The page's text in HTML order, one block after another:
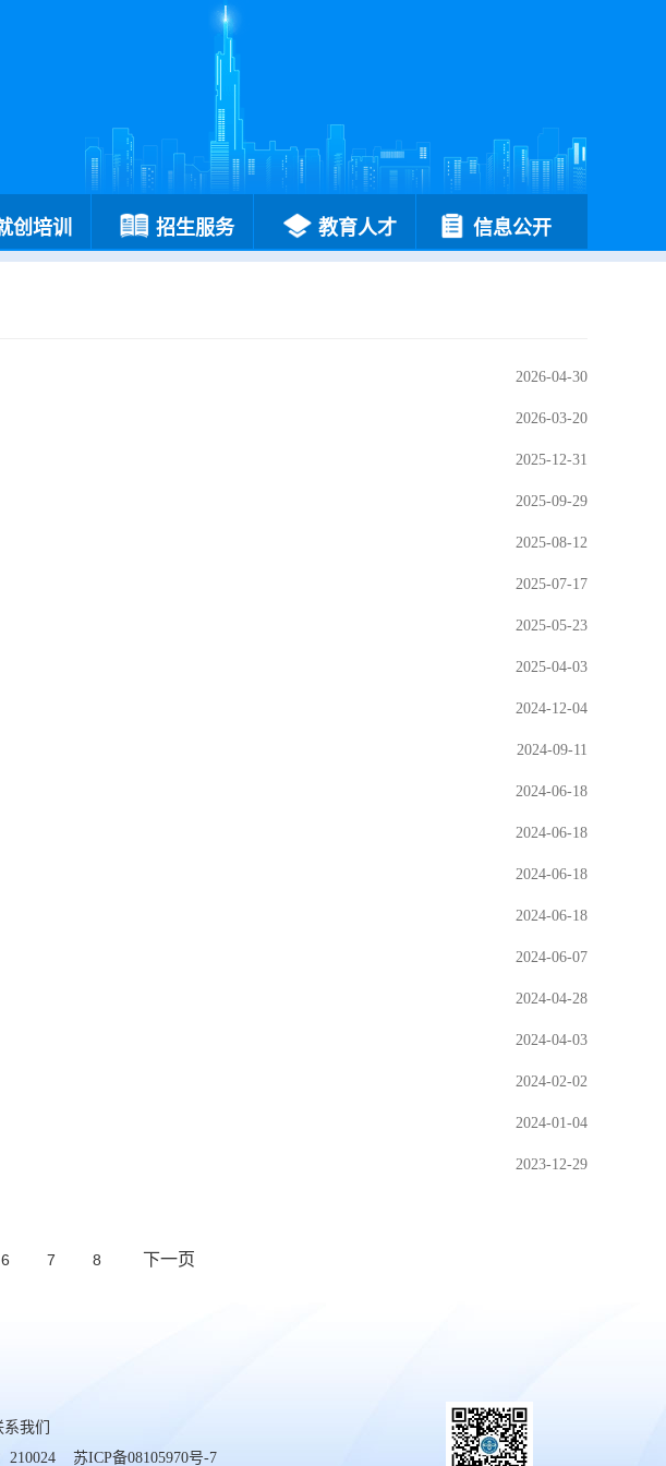
创培训 招生服务 教育人才 信息公开
2026-04-30
2026-03-20
2025-12-31
2025-09-29
2025-08-12
2025-07-17
2025-05-23
2025-04-03
2024-12-04
2024-09-11
2024-06-18
2024-06-18
2024-06-18
2024-06-18
2024-06-07
2024-04-28
2024-04-03
2024-02-02
2024-01-04
2023-12-29
6 7 8 下一页
系我们
210024 苏ICP备08105970号-7